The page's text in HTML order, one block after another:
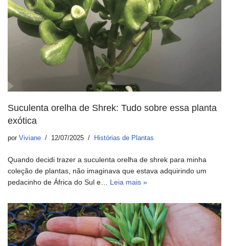
Suculenta orelha de Shrek: Tudo sobre essa planta
exótica
por Viviane 12/07/2025 Histórias de Plantas
Quando decidi trazer a suculenta orelha de shrek para minha
coleção de plantas, não imaginava que estava adquirindo um
pedacinho de África do Sul e… Leia mais »